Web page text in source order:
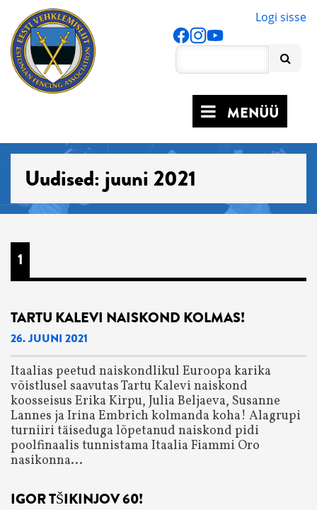
Logi sisse
MENÜÜ
Uudised: juuni 2021
1
TARTU KALEVI NAISKOND KOLMAS!
26. JUUNI 2021
Itaalias peetud naiskondlikul Euroopa karika
võistlusel saavutas Tartu Kalevi naiskond
koosseisus Erika Kirpu, Julia Beljaeva, Susanne
Lannes ja Irina Embrich kolmanda koha! Alagrupi
turniiri täiseduga lõpetanud naiskond pidi
poolfinaalis tunnistama Itaalia Fiammi Oro
nasikonna...
IGOR TŠIKINJOV 60!